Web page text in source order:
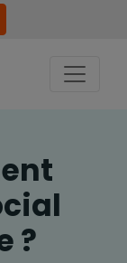
?